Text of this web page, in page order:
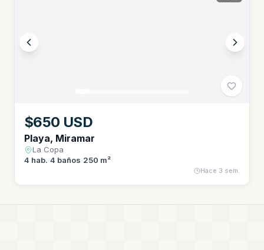
$650 USD
Playa, Miramar
La Copa
4 hab.·4 baños·250 m²
Hace 3 sem.